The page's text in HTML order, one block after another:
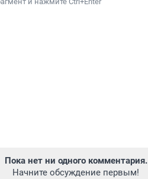
Пока нет ни одного комментария.
Начните обсуждение первым!